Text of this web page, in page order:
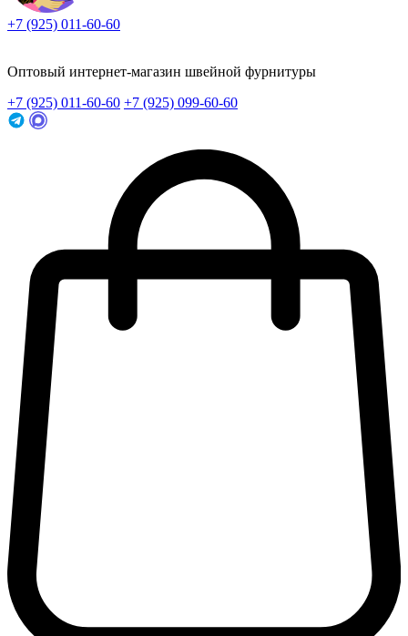
+7 (925) 011-60-60
Оптовый интернет-магазин швейной фурнитуры
+7 (925) 011-60-60 +7 (925) 099-60-60